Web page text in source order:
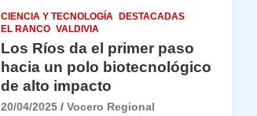
CIENCIA Y TECNOLOGÍA
DESTACADAS
EL RANCO VALDIVIA
Los Ríos da el primer paso
hacia un polo biotecnológico
de alto impacto
20/04/2025 Vocero Regional